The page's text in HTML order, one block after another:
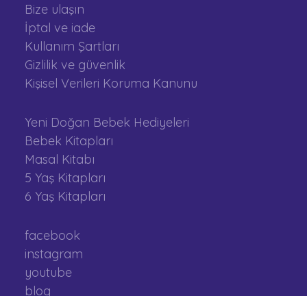
Bize ulaşın
İptal ve iade
Kullanım Şartları
Gizlilik ve güvenlik
Kişisel Verileri Koruma Kanunu
Yeni Doğan Bebek Hediyeleri
Bebek Kitapları
Masal Kitabı
5 Yaş Kitapları
6 Yaş Kitapları
facebook
instagram
youtube
blog